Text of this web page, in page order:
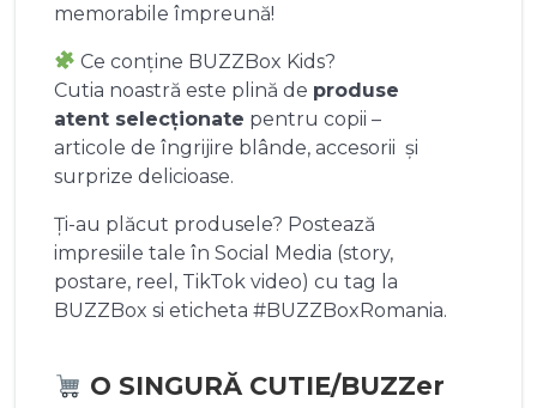
memorabile împreună!
Ce conține BUZZBox Kids?
Cutia noastră este plină de produse
atent selecționate pentru copii –
articole de îngrijire blânde, accesorii și
surprize delicioase.
Ți-au plăcut produsele? Postează
impresiile tale în Social Media (story,
postare, reel, TikTok video) cu tag la
BUZZBox si eticheta #BUZZBoxRomania.
O SINGURĂ CUTIE/BUZZer